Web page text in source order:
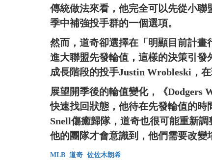
傳統做法來看，他完全可以先從小
季中補強投手群的一個選項。
然而，道奇卻選擇在「明顯目前計
進大聯盟先發輪值，這樣的決策引
成長階段的投手Justin Wrobleski，
展望開季後的輪值變化，《Dodgers
快速找回狀態，他待在先發輪值的
Snell傷癒歸隊，道奇也很可能重新
他的團隊才會意識到，他們需要改變
MLB 道奇 佐佐木朗希